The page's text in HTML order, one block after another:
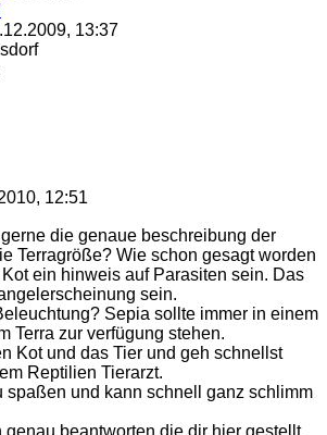
13:37
12:51
die genaue beschreibung der
Terragröße? Wie schon gesagt worden
ein hinweis auf Parasiten sein. Das
sein.
Sepia sollte immer in einem
Terra zur verfügung stehen.
Kot und das Tier und geh schnellst
Reptilien Tierarzt.
spaßen und kann schnell ganz schlimm
genau beantworten die dir hier gestellt